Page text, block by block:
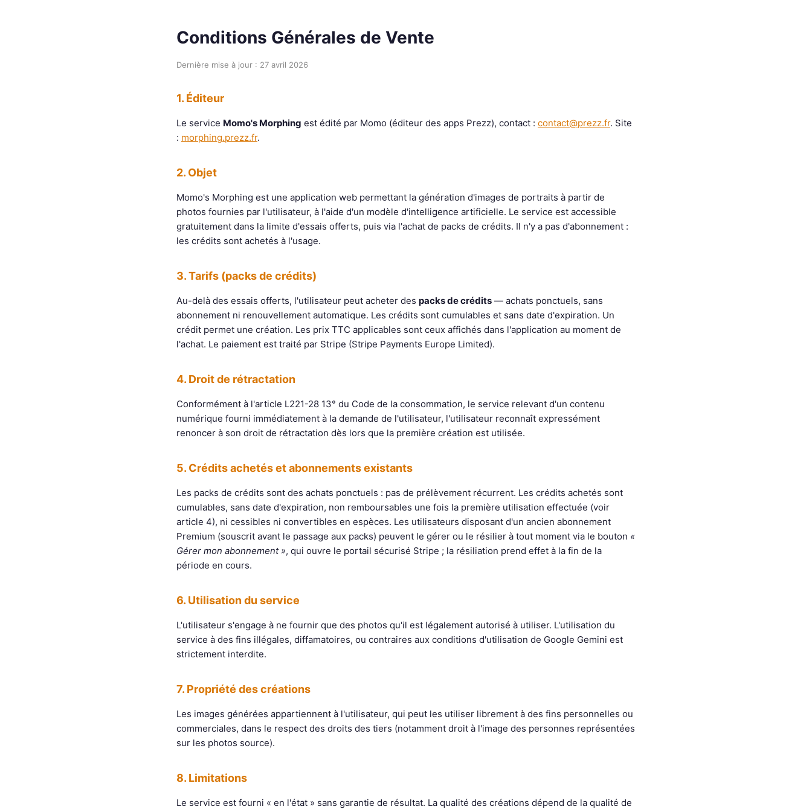
Conditions Générales de Vente
Dernière mise à jour : 27 avril 2026
1. Éditeur
Le service Momo's Morphing est édité par Momo (éditeur des apps Prezz), contact : contact@prezz.fr. Site
: morphing.prezz.fr.
2. Objet
Momo's Morphing est une application web permettant la génération d'images de portraits à partir de
photos fournies par l'utilisateur, à l'aide d'un modèle d'intelligence artificielle. Le service est accessible
gratuitement dans la limite d'essais offerts, puis via l'achat de packs de crédits. Il n'y a pas d'abonnement :
les crédits sont achetés à l'usage.
3. Tarifs (packs de crédits)
Au-delà des essais offerts, l'utilisateur peut acheter des packs de crédits — achats ponctuels, sans
abonnement ni renouvellement automatique. Les crédits sont cumulables et sans date d'expiration. Un
crédit permet une création. Les prix TTC applicables sont ceux affichés dans l'application au moment de
l'achat. Le paiement est traité par Stripe (Stripe Payments Europe Limited).
4. Droit de rétractation
Conformément à l'article L221-28 13° du Code de la consommation, le service relevant d'un contenu
numérique fourni immédiatement à la demande de l'utilisateur, l'utilisateur reconnaît expressément
renoncer à son droit de rétractation dès lors que la première création est utilisée.
5. Crédits achetés et abonnements existants
Les packs de crédits sont des achats ponctuels : pas de prélèvement récurrent. Les crédits achetés sont
cumulables, sans date d'expiration, non remboursables une fois la première utilisation effectuée (voir
article 4), ni cessibles ni convertibles en espèces. Les utilisateurs disposant d'un ancien abonnement
Premium (souscrit avant le passage aux packs) peuvent le gérer ou le résilier à tout moment via le bouton «
Gérer mon abonnement », qui ouvre le portail sécurisé Stripe ; la résiliation prend effet à la fin de la
période en cours.
6. Utilisation du service
L'utilisateur s'engage à ne fournir que des photos qu'il est légalement autorisé à utiliser. L'utilisation du
service à des fins illégales, diffamatoires, ou contraires aux conditions d'utilisation de Google Gemini est
strictement interdite.
7. Propriété des créations
Les images générées appartiennent à l'utilisateur, qui peut les utiliser librement à des fins personnelles ou
commerciales, dans le respect des droits des tiers (notamment droit à l'image des personnes représentées
sur les photos source).
8. Limitations
Le service est fourni « en l'état » sans garantie de résultat. La qualité des créations dépend de la qualité de